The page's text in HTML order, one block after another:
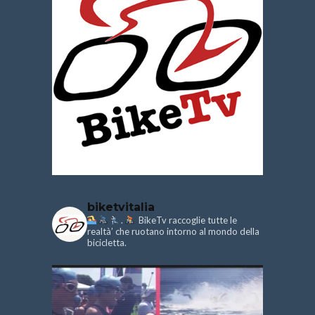
biketvitalia
.
BikeTv raccoglie tutte le
realtà’ che ruotano intorno al mondo della
bicicletta.